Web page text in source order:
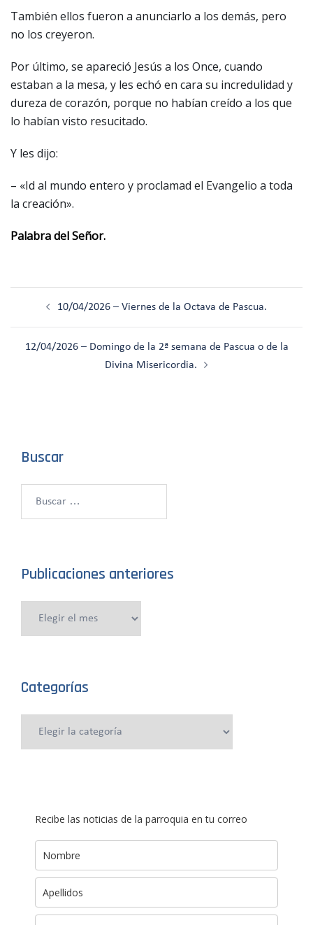
También ellos fueron a anunciarlo a los demás, pero
no los creyeron.
Por último, se apareció Jesús a los Once, cuando
estaban a la mesa, y les echó en cara su incredulidad y
dureza de corazón, porque no habían creído a los que
lo habían visto resucitado.
Y les dijo:
– «Id al mundo entero y proclamad el Evangelio a toda
la creación».
Palabra del Señor.
10/04/2026 – Viernes de la Octava de Pascua.
12/04/2026 – Domingo de la 2ª semana de Pascua o de la
Divina Misericordia.
Buscar
Publicaciones anteriores
Categorías
Recibe las noticias de la parroquia en tu correo